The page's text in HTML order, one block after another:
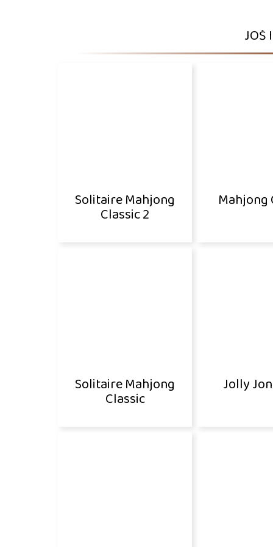
JOŠ
Solitaire Mahjong
Classic 2
Mahjong
Solitaire Mahjong
Classic
Jolly